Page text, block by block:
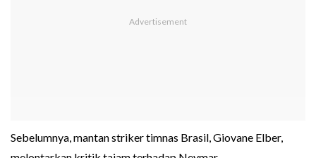
Sebelumnya, mantan striker timnas Brasil, Giovane Elber,